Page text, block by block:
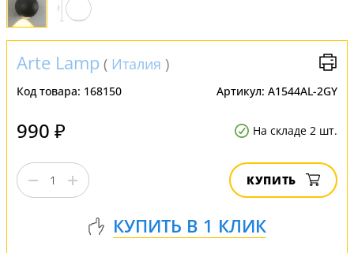
Arte Lamp ( Италия )
Код товара: 168150 Артикул: A1544AL-2GY
990 ₽ На складе 2 шт.
КУПИТЬ